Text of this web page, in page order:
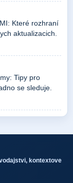
Které rozhraní
aktualizacich.
Tipy pro
se sleduje.
kontextove